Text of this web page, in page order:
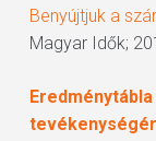
Benyújtjuk a
Magyar Idők;